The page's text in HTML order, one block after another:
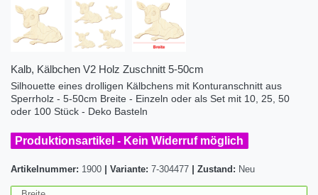
Kalb, Kälbchen V2 Holz Zuschnitt 5-50cm
Silhouette eines drolligen Kälbchens mit Konturanschnitt aus
Sperrholz - 5-50cm Breite - Einzeln oder als Set mit 10, 25, 50
oder 100 Stück - Deko Basteln
Produktionsartikel - Kein Widerruf möglich
Artikelnummer: 1900 Variante: 7-304477 Zustand: Neu